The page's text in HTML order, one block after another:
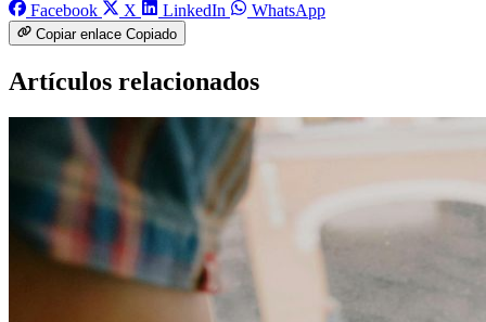
Facebook
X LinkedIn WhatsApp
Copiar enlace Copiado
Artículos relacionados